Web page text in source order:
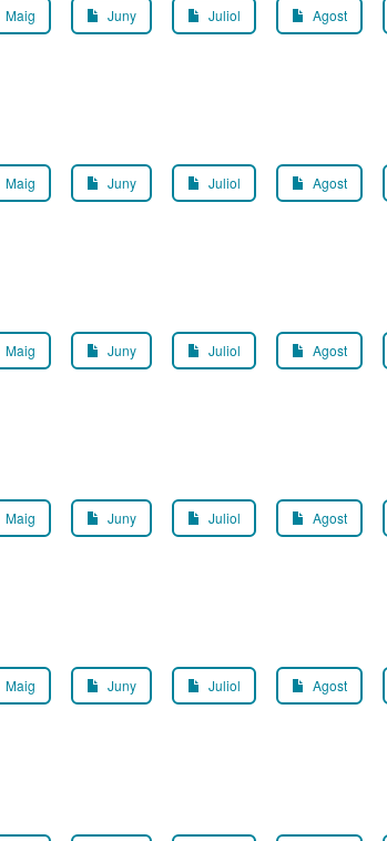
Maig Juny Juliol Agost
Maig Juny Juliol Agost
Maig Juny Juliol Agost
Maig Juny Juliol Agost
Maig Juny Juliol Agost